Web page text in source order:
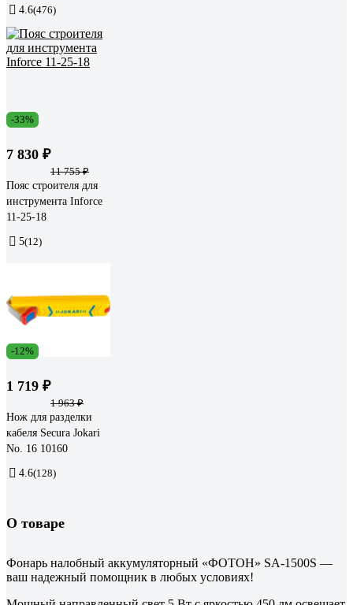
4.6(476)
-33%
7 830 ₽
11 755 ₽
Пояс строителя для
инструмента Inforce
11-25-18
5(12)
-12%
1 719 ₽
1 963 ₽
Нож для разделки
кабеля Secura Jokari
No. 16 10160
4.6(128)
О товаре
Фонарь налобный аккумуляторный «ФОТОН» SA-1500S —
ваш надежный помощник в любых условиях!